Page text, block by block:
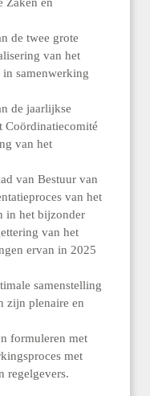
de twee grote
van het
samenwerking
de jaarlijkse
Coördinatiecomité
van het
van Bestuur van
van het
in het bijzonder
van het
ervan in 2025
samenstelling
zijn plenaire en
formuleren met
met
regelgevers.